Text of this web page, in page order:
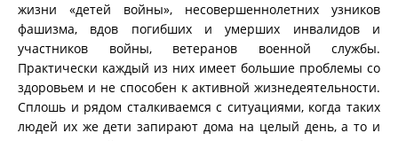
жизни «детей войны», несовершеннолетних узников
фашизма, вдов погибших и умерших инвалидов и
участников войны, ветеранов военной службы.
Практически каждый из них имеет большие проблемы со
здоровьем и не способен к активной жизнедеятельности.
Сплошь и рядом сталкиваемся с ситуациями, когда таких
людей их же дети запирают дома на целый день, а то и